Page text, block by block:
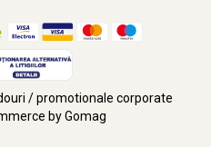
/ promotionale corporate
by Gomag